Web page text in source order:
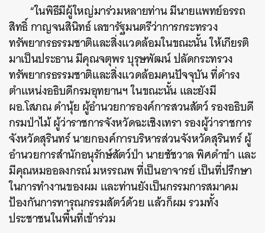
“ในพิธีมีผู้ใหญ่มาร่วมหลายท่าน มีนายแพทย์อรรถ
สิทธิ์ กาญจนสินิทธ์ เลขารัฐมนตรีว่าการกระทรวง
ทรัพยากรธรรมชาติและสิ่งแวดล้อมในขณะนั้น ให้เกียรติ
มาเป็นประธาน มีคุณจตุพร บุรุษพัฒน์ ปลัดกระทรวง
ทรัพยากรธรรมชาติและสิ่งแวดล้อมคนปัจจุบัน ที่ดำรง
ตำแหน่งอธิบดีกรมอุทยานฯ ในขณะนั้น และยังมี
ผอ.โสภณ ดำนุ้ย ผู้อำนวยการองค์การสวนสัตว์ รองอธิบดี
กรมป่าไม้ ผู้ว่าราชการจังหวัดฉะเชิงเทรา รองผู้ว่าราชการ
จังหวัดสุรินทร์ นายกองค์การบริหารส่วนจังหวัดสุรินทร์ ผู้
อำนวยการสำนักอนุรักษ์สัตว์ป่า นายชัชวาล พิศดำขำ และ
มีคุณหมออลงกรณ์ มหรรณพ ที่เป็นอาจารย์ เป็นที่ปรึกษา
ในการทำงานของผม และท่านยังเป็นกรรมการสมาคม
ป้องกันการทารุณกรรมสัตว์ด้วย แล้วก็ผม รวมทั้ง
ประชาชนในพื้นที่เข้าร่วม